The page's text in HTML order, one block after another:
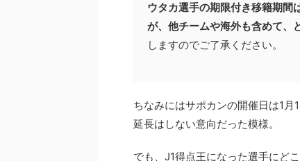
ウタカ選手の期限付き移籍期間
が、他チームや海外も含めて、
しますのでご了承ください。
ちなみにはサポカンの開催日は1
延長はしない意向だった模様。
でも、J1得点王になった選手にど